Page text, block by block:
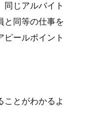
同じアルバイト
と同等の仕事を
ピールポイント
ことがわかるよ